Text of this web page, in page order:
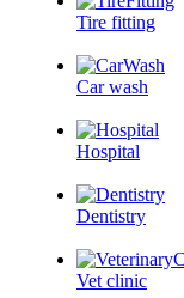
Tire fitting
Car wash
Hospital
Dentistry
Vet clinic